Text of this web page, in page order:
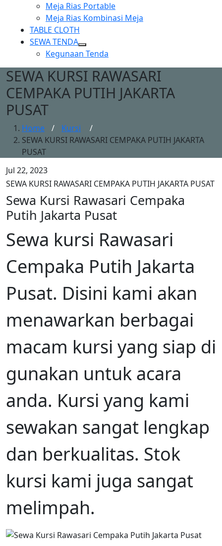
Show
sub
menu
Meja Rias Portable
Meja Rias Kombinasi Meja
TABLE CLOTH
SEWA TENDA
Show
menu
Kegunaan Tenda
SEWA KURSI RAWASARI
CEMPAKA PUTIH JAKARTA
PUSAT
Home / Kursi
/
SEWA KURSI RAWASARI CEMPAKA PUTIH JAKARTA
PUSAT
Jul 22, 2023
SEWA KURSI RAWASARI CEMPAKA PUTIH JAKARTA PUSAT
Sewa Kursi Rawasari Cempaka
Putih Jakarta Pusat
Sewa kursi Rawasari
Cempaka Putih Jakarta
Pusat. Disini kami akan
menawarkan berbagai
macam kursi yang siap di
gunakan untuk acara
anda. Kursi yang kami
sewakan sangat lengkap
dan berkualitas. Stok
kursi kami juga sangat
melimpah.